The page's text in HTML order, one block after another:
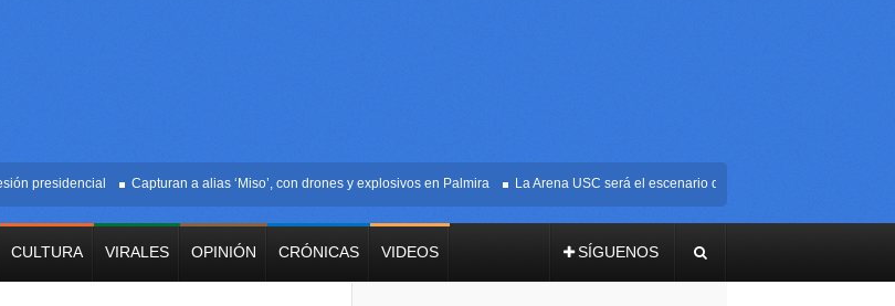
Capturan a alias ‘Miso’, con drones y explosivos en Palmira La Arena USC será el escenario de la posesión presidencial de
CULTURA VIRALES OPINIÓN CRÓNICAS VIDEOS SÍGUENOS